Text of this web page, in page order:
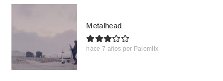
Metalhead
hace 7 años por Palomiix